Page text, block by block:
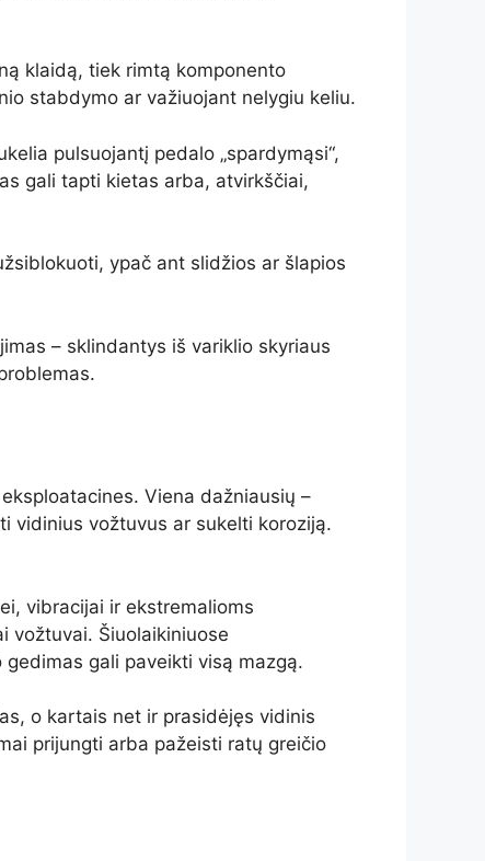
klaidą, tiek rimtą komponento
stabdymo ar važiuojant nelygiu keliu.
pulsuojantį pedalo „spardymąsi“,
gali tapti kietas arba, atvirkščiai,
ypač ant slidžios ar šlapios
– sklindantys iš variklio skyriaus
Viena dažniausių –
vidinius vožtuvus ar sukelti koroziją.
vibracijai ir ekstremalioms
vožtuvai. Šiuolaikiniuose
gali paveikti visą mazgą.
o kartais net ir prasidėjęs vidinis
prijungti arba pažeisti ratų greičio